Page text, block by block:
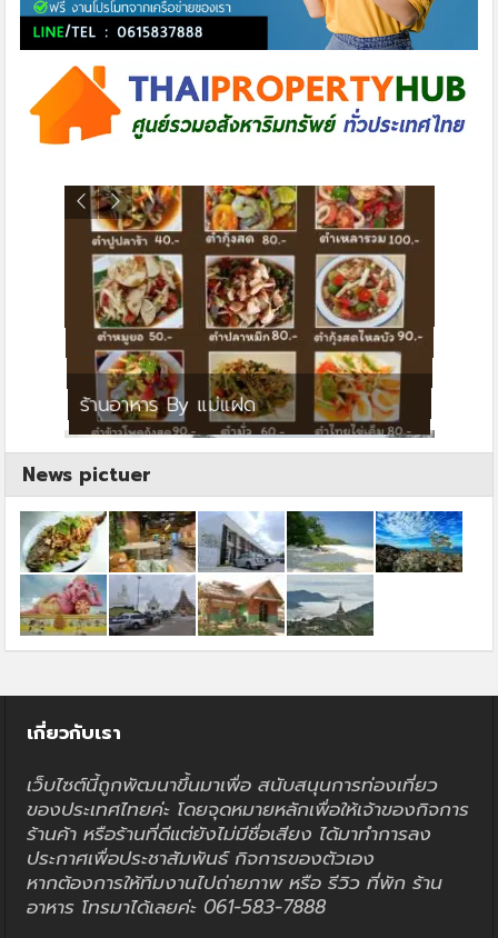
ร้านอาหาร By แม่แฝด
News pictuer
เกี่ยวกับเรา
เว็บไซต์นี้ถูกพัฒนาขึ้นมาเพื่อ สนับสนุนการท่องเที่ยว
ของประเทศไทยค่ะ โดยจุดหมายหลักเพื่อให้เจ้าของกิจการ
ร้านค้า หรือร้านที่ดีแต่ยังไม่มีชื่อเสียง ได้มาทำการลง
ประกาศเพื่อประชาสัมพันธ์ กิจการของตัวเอง
หากต้องการให้ทีมงานไปถ่ายภาพ หรือ รีวิว ที่พัก ร้าน
อาหาร โทรมาได้เลยค่ะ 061-583-7888